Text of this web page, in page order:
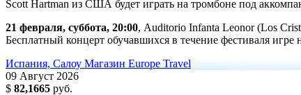
Scott Hartman из США будет играть на тромбоне под
21 февраля, суббота, 20:00, Auditorio Infanta Leonor (Los
Бесплатный концерт обучавшихся в течение фестиваля игре
Испания, Салоу Магазин Europe Travel
09 Август 2026
$ 82,1665 руб.